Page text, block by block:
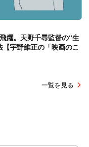
躍。天野千尋監督の“生
宇野維正の「映画のこ
一覧を見る